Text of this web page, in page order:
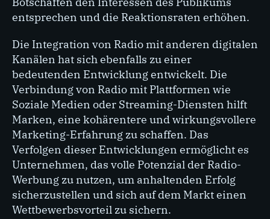
entsprechen und die Reaktionsraten erhöhen.
Die Integration von Radio mit anderen digitalen
Kanälen hat sich ebenfalls zu einer
bedeutenden Entwicklung entwickelt. Die
Verbindung von Radio mit Plattformen wie
Soziale Medien oder Streaming-Diensten hilft
Marken, eine kohärentere und wirkungsvollere
Marketing-Erfahrung zu schaffen. Das
Verfolgen dieser Entwicklungen ermöglicht es
Unternehmen, das volle Potenzial der Radio-
Werbung zu nutzen, um anhaltenden Erfolg
sicherzustellen und sich auf dem Markt einen
Wettbewerbsvorteil zu sichern.